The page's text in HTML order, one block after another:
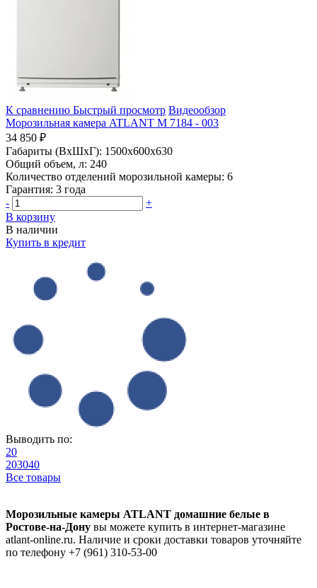
К сравнению Быстрый просмотр Видеообзор
Морозильная камера ATLANT М 7184 - 003
34 850 ₽
Габариты (ВхШхГ): 1500x600x630
Общий объем, л: 240
Количество отделений морозильной камеры: 6
Гарантия: 3 года
-
+
В корзину
В наличии
Купить в кредит
Выводить по:
20
203040
Все товары
Морозильные камеры ATLANT домашние белые в
Ростове-на-Дону вы можете купить в интернет-магазине
atlant-online.ru. Наличие и сроки доставки товаров уточняйте
по телефону +7 (961) 310-53-00